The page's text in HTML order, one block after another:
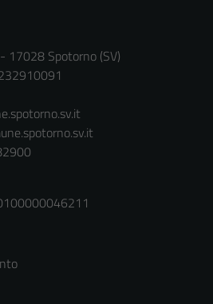
17028 Spotorno (SV)